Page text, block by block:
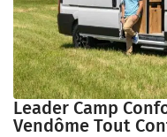
Leader Camp
Vendôme Tout